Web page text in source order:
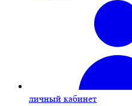
личный кабинет